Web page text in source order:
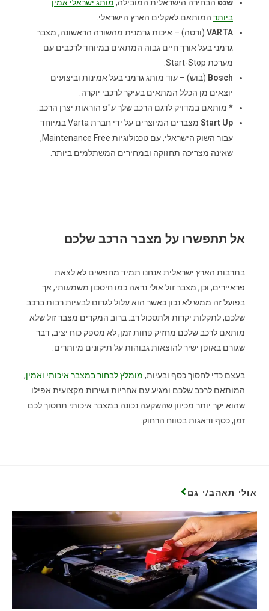
שנפ הבחירה הישראלית המובילה, מותג ישראלי אמין
ביותר המותאם לאקלים הארץ הישראלי.
VARTA (ורטה) – איכות גרמנית מהשורה הראשונה, מצבר
גרמני בעל אורך חיים גבוה המתאים במיוחד לרכבים עם
מערכת Start-Stop.
Bosch (בוש) – עוד מותג גרמני בעל אמינות וביצועים
יוצאים מן הכלל המתאים בעיקר לרכבי יוקרה.
* מותאם במדויק לדגם הרכב שלך ע"פ הוראות יצרן הרכב.
Start Up
מצברים המיוצרים על ידי חברת Varta במיוחד
עבור השוק הישראלי, עם טכנולוגיות Maintenance Free,
שאינה מצריכה תחזוקה ובמחירים המשתלמים ביותר.
אל תתפשרו על מצבר הרכב שלכם
בתרבות הארץ ישראלית אנחנו תמיד מחפשים לא לצאת
פראיירים, וכן, מצבר זול אולי נראה כמו חיסכון משמעותי, אך
בפועל זה ממש לא נכון כאשר הוא עלול לגרום לבעיות רבות ברכב
שלכם, לתקלות יקרות ולתסכול רב. ברוב המקרים מצבר זול שלא
מותאם לרכב שלכם מחזיק פחות זמן, לא מספק כוח יציב, דבר
שגורם באופן ישיר להוצאות גבוהות על תיקונים מיותרים.
בעצם כדי לחסוך כסף ובעיות, מומלץ לבחור במצבר איכותי ואמין,
המותאם לרכב שלכם ומגיע עם אחריות ושירות מקצועית אפילו
שהוא יקר יותר מכיוון שהשקעה נכונה במצבר איכותי תחסוך לכם
זמן, כסף ודאגות בטווח הרחוק.
אולי תאהב/י גם